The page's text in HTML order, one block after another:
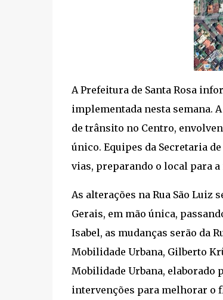
A Prefeitura de Santa Rosa
implementada nesta semana.
de trânsito no Centro,
único. Equipes da Secretaria
vias, preparando o local para a
As alterações na Rua São Luiz
Gerais, em mão única,
Isabel, as mudanças serão da
Mobilidade Urbana, Gilberto
Mobilidade Urbana, elaborado
intervenções para melhorar o